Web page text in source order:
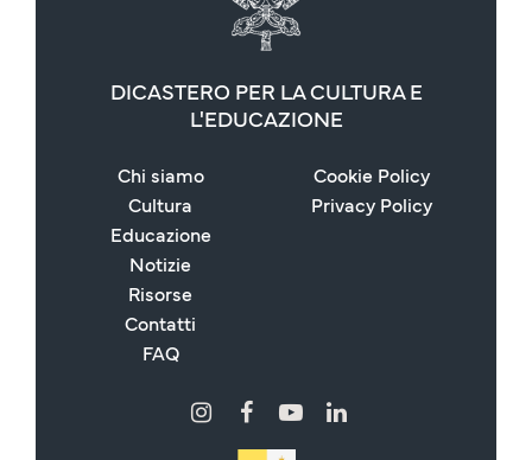
DICASTERO PER LA CULTURA E
L'EDUCAZIONE
Chi siamo
Cultura
Educazione
Notizie
Risorse
Contatti
FAQ
Cookie Policy
Privacy Policy